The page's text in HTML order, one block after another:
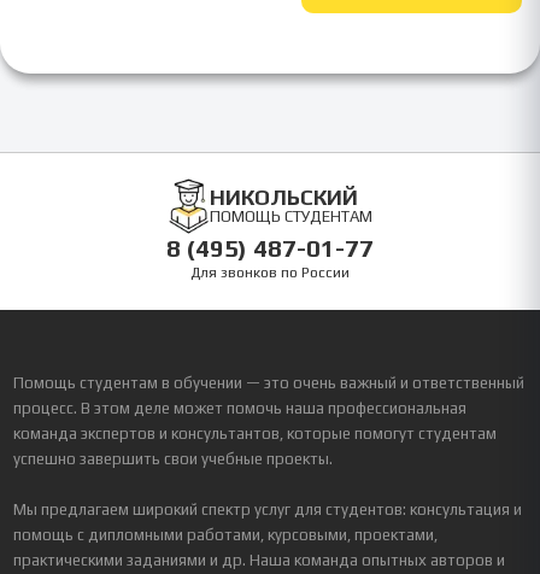
НИКОЛЬСКИЙ
ПОМОЩЬ СТУДЕНТАМ
8 (495) 487-01-77
Для звонков по России
Помощь студентам в обучении — это очень важный и ответственный
процесс. В этом деле может помочь наша профессиональная
команда экспертов и консультантов, которые помогут студентам
успешно завершить свои учебные проекты.
Мы предлагаем широкий спектр услуг для студентов: консультация и
помощь с дипломными работами, курсовыми, проектами,
практическими заданиями и др. Наша команда опытных авторов и